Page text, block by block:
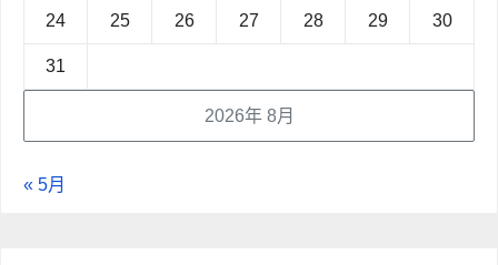
2026年 8月
24 25 26 27 28 29 30
31
« 5月